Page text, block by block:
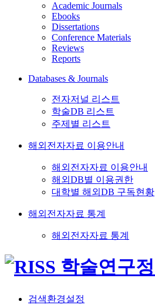
Academic Journals
Ebooks
Dissertations
Conference Materials
Reviews
Reports
Databases & Journals
전자저널 리스트
학술DB 리스트
주제별 리스트
해외전자자료 이용안내
해외전자자료 이용안내
해외DB별 이용권한
대학별 해외DB 구독현황
해외전자자료 통계
해외전자자료 통계
검색환경설정